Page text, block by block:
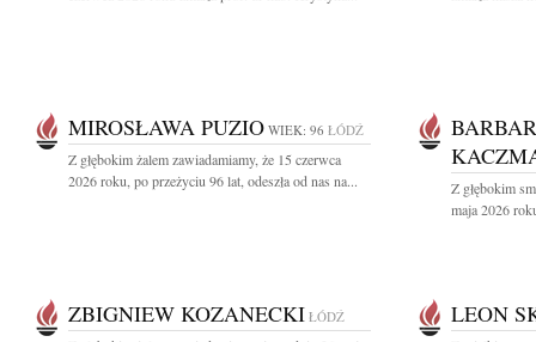
MIROSŁAWA PUZIO WIEK: 96 ŁÓDŹ
Z głębokim żalem zawiadamiamy, że 15 czerwca
2026 roku, po przeżyciu 96 lat, odeszła od nas na...
Z głębokim
maja 2026
ZBIGNIEW KOZANECKI ŁÓDŹ LEON